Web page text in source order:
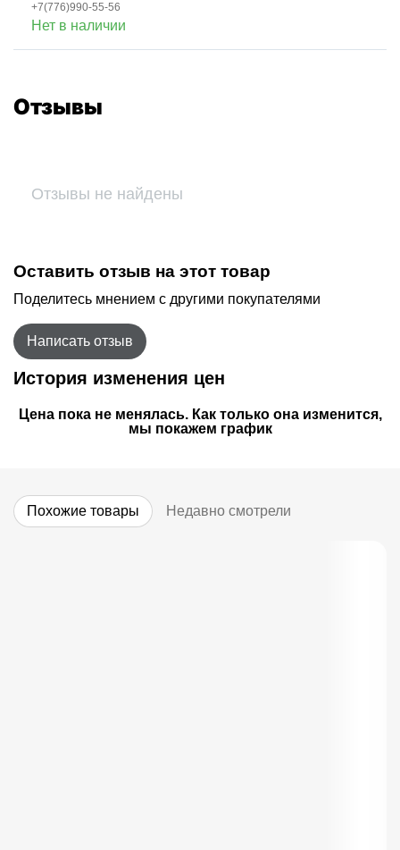
+7(776)990-55-56
Нет в наличии
Отзывы
Отзывы не найдены
Оставить отзыв на этот товар
Поделитесь мнением с другими покупателями
Написать отзыв
История изменения цен
Цена пока не менялась. Как только она изменится,
мы покажем график
Похожие товары Недавно смотрели